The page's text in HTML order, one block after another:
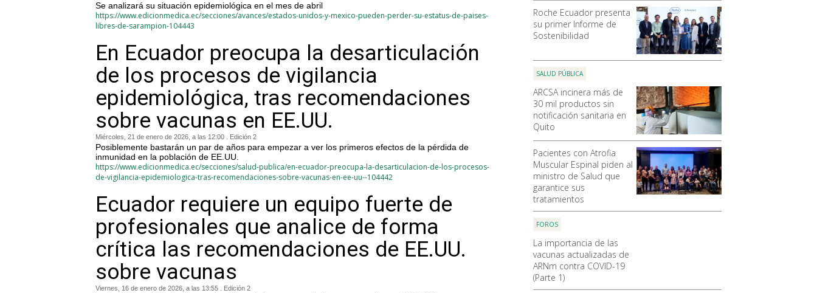
Roche Ecuador presenta
su primer Informe de
Sostenibilidad
SALUD PÚBLICA
ARCSA incinera más de
30 mil productos sin
notificación sanitaria en
Quito
Pacientes con Atrofia
Muscular Espinal piden al
ministro de Salud que
garantice sus
tratamientos
FOROS
La importancia de las
vacunas actualizadas de
ARNm contra COVID-19
(Parte 1)
Se analizará su situación epidemiológica en el mes de abril
https://www.edicionmedica.ec/secciones/avances/estados-unidos-y-mexico-pueden-perder-su-estatus-de-paises-
libres-de-sarampion-104443
En Ecuador preocupa la desarticulación
de los procesos de vigilancia
epidemiológica, tras recomendaciones
sobre vacunas en EE.UU.
Miércoles, 21 de enero de 2026, a las 12:00 . Edición 2
Posiblemente bastarán un par de años para empezar a ver los primeros efectos de la pérdida de
inmunidad en la población de EE.UU.
https://www.edicionmedica.ec/secciones/salud-publica/en-ecuador-preocupa-la-desarticulacion-de-los-procesos-
de-vigilancia-epidemiologica-tras-recomendaciones-sobre-vacunas-en-ee-uu--104442
Ecuador requiere un equipo fuerte de
profesionales que analice de forma
crítica las recomendaciones de EE.UU.
sobre vacunas
Viernes, 16 de enero de 2026, a las 13:55 . Edición 2